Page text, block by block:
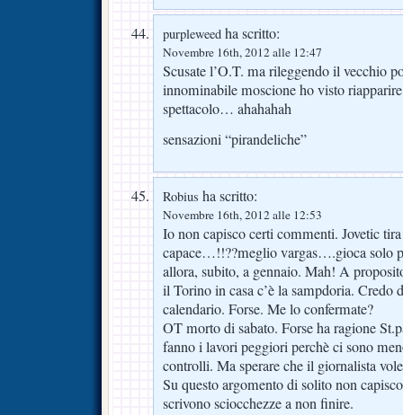
purpleweed ha scritto:
Novembre 16th, 2012 alle 12:47
Scusate l’O.T. ma rileggendo il vecchio
innominabile moscione ho visto
spettacolo… ahahahah
sensazioni “pirandeliche”
Robius ha scritto:
Novembre 16th, 2012 alle 12:53
Io non capisco certi commenti. Jovetic
capace…!!??meglio vargas….gioca solo
allora, subito, a gennaio. Mah! A
il Torino in casa c’è la sampdoria. Credo
calendario. Forse. Me lo confermate?
OT morto di sabato. Forse ha ragione
fanno i lavori peggiori perchè ci sono
controlli. Ma sperare che il giornalista
Su questo argomento di solito non
scrivono sciocchezze a non finire.